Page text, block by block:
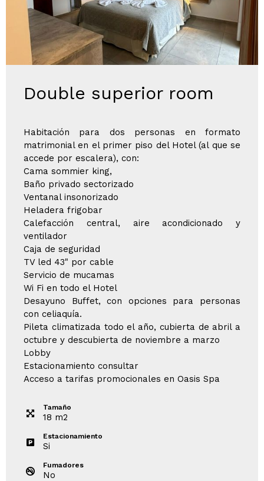
Double superior room
Habitación para dos personas en formato
matrimonial en el primer piso del Hotel (al que se
accede por escalera), con:
Cama sommier king,
Baño privado sectorizado
Ventanal insonorizado
Heladera frigobar
Calefacción central, aire acondicionado y
ventilador
Caja de seguridad
TV led 43" por cable
Servicio de mucamas
Wi Fi en todo el Hotel
Desayuno Buffet, con opciones para personas
con celiaquía.
Pileta climatizada todo el año, cubierta de abril a
octubre y descubierta de noviembre a marzo
Lobby
Estacionamiento consultar
Acceso a tarifas promocionales en Oasis Spa
Tamaño
18 m2
Estacionamiento
Si
Fumadores
No